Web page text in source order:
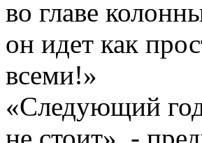
во главе
он идет как
всеми!»
«Следующий